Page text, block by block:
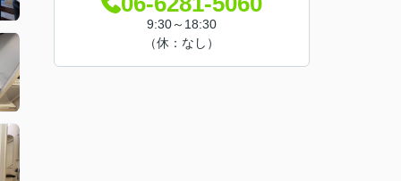
9:30～18:30
（休：なし）